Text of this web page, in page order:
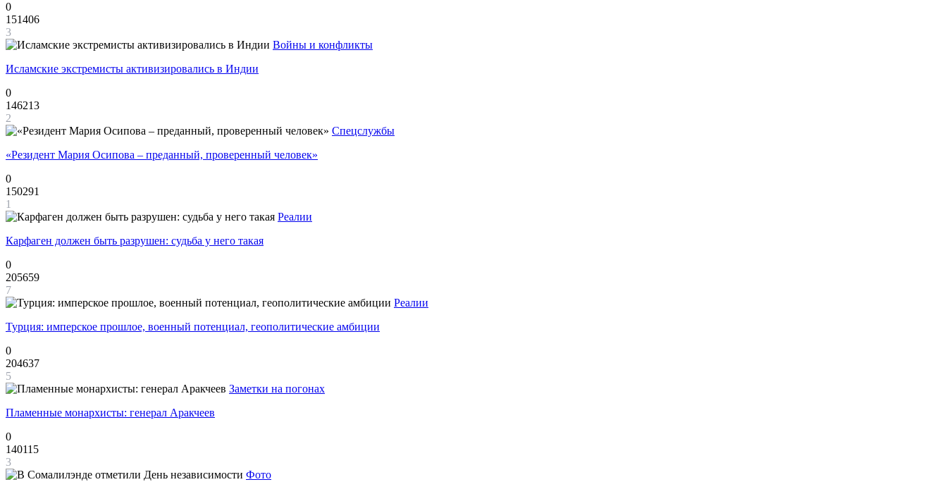
0
151406
3
Войны и конфликты
Исламские экстремисты активизировались в Индии
0
146213
2
Спецслужбы
«Резидент Мария Осипова – преданный, проверенный человек»
0
150291
1
Реалии
Карфаген должен быть разрушен: судьба у него такая
0
205659
7
Реалии
Турция: имперское прошлое, военный потенциал, геополитические амбиции
0
204637
5
Заметки на погонах
Пламенные монархисты: генерал Аракчеев
0
140115
3
Фото